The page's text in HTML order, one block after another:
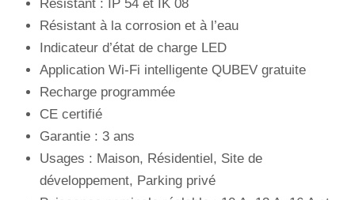
Résistant : IP 54 et IK 08
Résistant à la corrosion et à l’eau
Indicateur d’état de charge LED
Application Wi-Fi intelligente QUBEV gratuite
Recharge programmée
CE certifié
Garantie : 3 ans
Usages : Maison, Résidentiel, Site de
développement, Parking privé